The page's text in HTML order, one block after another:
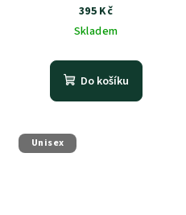
395 Kč
Skladem
Do košíku
Unisex